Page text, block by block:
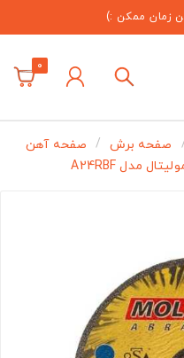
زمان ممکن :)
0
صفحه برش
صفحه آهن